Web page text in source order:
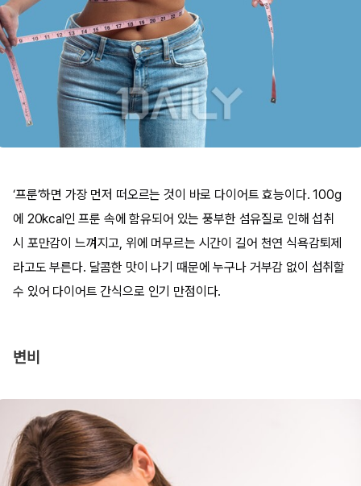
‘프룬’하면 가장 먼저 떠오르는 것이 바로 다이어트 효능이다. 100g
에 20kcal인 프룬 속에 함유되어 있는 풍부한 섬유질로 인해 섭취
시 포만감이 느껴지고, 위에 머무르는 시간이 길어 천연 식욕감퇴제
라고도 부른다. 달콤한 맛이 나기 때문에 누구나 거부감 없이 섭취할
수 있어 다이어트 간식으로 인기 만점이다.
변비